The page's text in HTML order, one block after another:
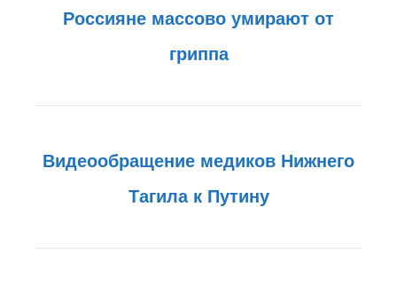
Россияне массово умирают от
гриппа
Видеообращение медиков Нижнего
Тагила к Путину